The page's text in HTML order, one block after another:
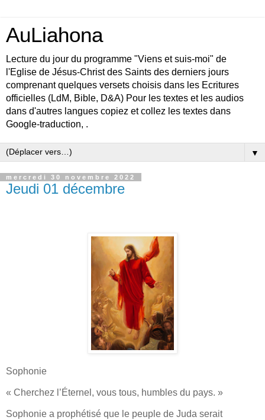
AuLiahona
Lecture du jour du programme "Viens et suis-moi" de
l'Eglise de Jésus-Christ des Saints des derniers jours
comprenant quelques versets choisis dans les Ecritures
officielles (LdM, Bible, D&A) Pour les textes et les audios
dans d'autres langues copiez et collez les textes dans
Google-traduction, .
▼
mercredi 30 novembre 2022
Jeudi 01 décembre
Sophonie
« Cherchez l’Éternel, vous tous, humbles du pays. »
Sophonie a prophétisé que le peuple de Juda serait